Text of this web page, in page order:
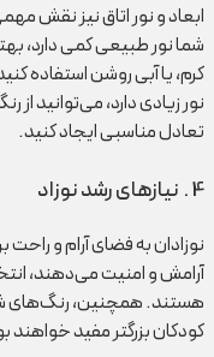
ابعاد و نور اتاق نیز نقش
شما نور طبیعی کمی دارد،
کرم، یا آبی روشن استفاده
نور زیادی دارد، می‌توانید از
تعادل مناسبی ایجاد کنید.
4 . نیازهای رشد نوزاد
نوزادان به فضای آرام و
آرامش و امنیت می‌دهند،
هستند. همچنین، رنگ‌های
کودکان بزرگتر مفید خواهند